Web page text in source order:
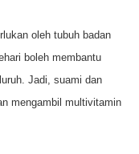
oleh tubuh badan
boleh membantu
Jadi, suami dan
mengambil multivitamin